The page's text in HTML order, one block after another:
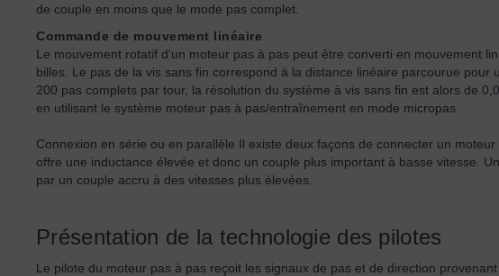
de couple en moins que le mode pas complet.
Commande de mouvement linéaire
Le mouvement rotatif d'un moteur pas à pas peut être converti en mouvement
billes. Le pas de la vis sans fin correspond à la distance linéaire parcourue
200 pas complets par tour, la résolution du système à vis sans fin est alors de
en utilisant le système moteur pas à pas/entraînement en mode micropas.
Connexion en série ou en parallèle Il existe deux façons de connecter un
offre une inductance élevée et donc un couple plus important à basse vitesse.
par un couple accru à des vitesses plus élevées.
Présentation de la technologie des pilotes
Le pilote du moteur pas à pas reçoit les signaux de pas et de direction